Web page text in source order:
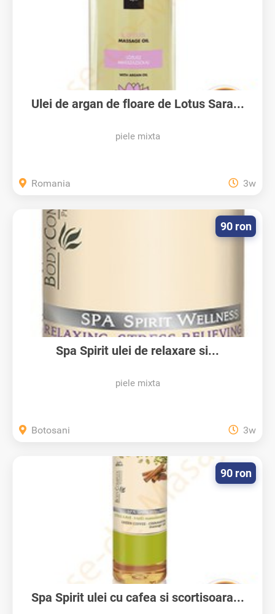
Ulei de argan de floare de Lotus Sara...
piele mixta
Romania 3w
Spa Spirit ulei de relaxare si...
piele mixta
90 ron
Botosani 3w
Spa Spirit ulei cu cafea si scortisoara...
90 ron